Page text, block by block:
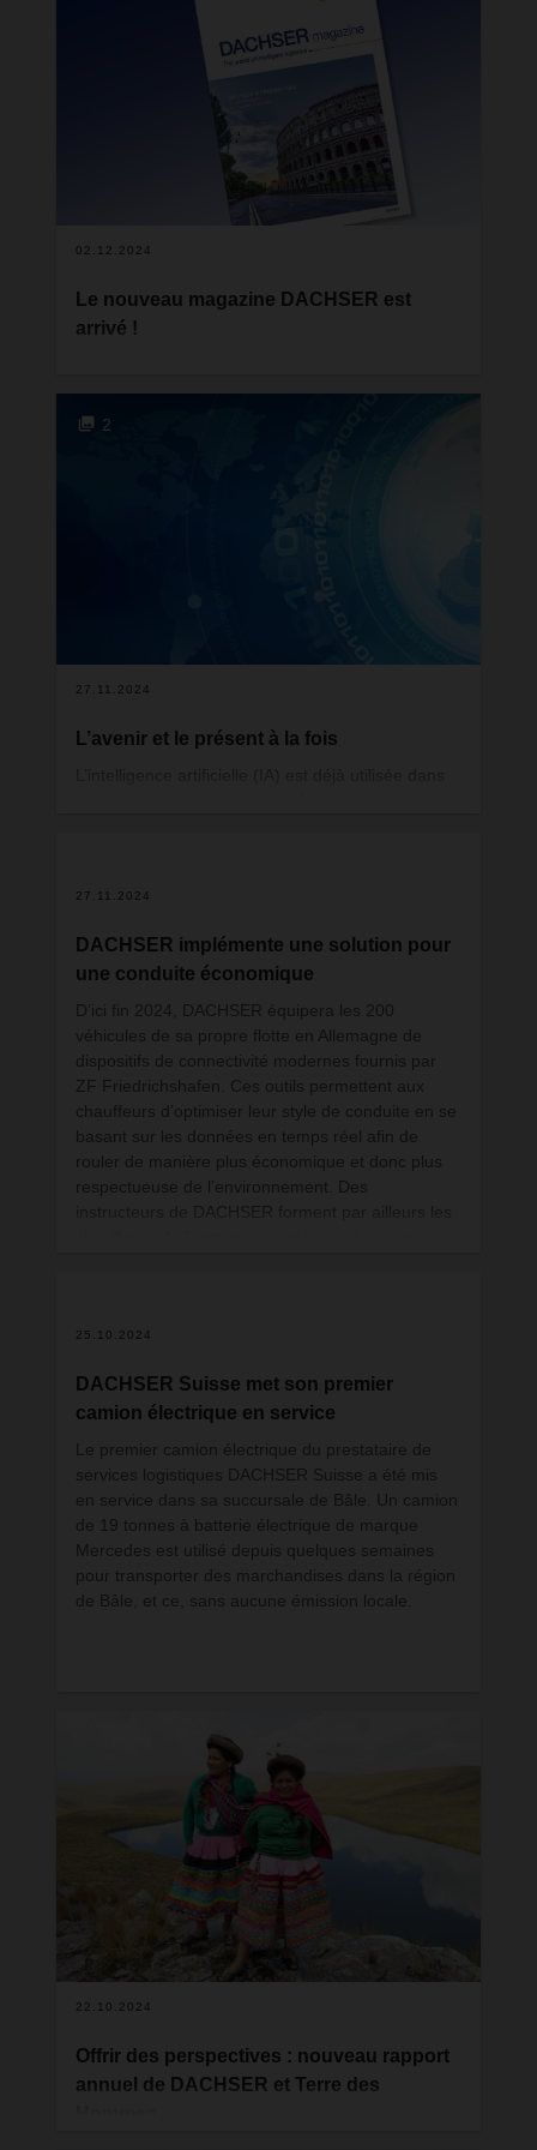
Director de la filiale suisse, assume désormais la
responsabilité globale de tous les secteurs
d’activité. Samuel Haller, ancien Country Manager
pour Air & Sea Logistics, reste au sein de
l’entreprise et se concentrera à l’avenir sur des
projets stratégiques. Dans cet entretien, ils parlent
des changements à venir, de leurs rôles et de
l’avenir du secteur de la logistique.
02.12.2024
Le nouveau magazine DACHSER est
arrivé !
: changements politiques, ralentissement
économique, conflits géopolitiques, aggravation de
l’intelligence artificielle. Ces bouleversements
aussi plus essentielle que jamais.
2
27.11.2024
L’avenir et le présent à la fois
27.11.2024
DACHSER implémente une solution pour
une conduite économique
D’ici fin 2024, DACHSER équipera les 200
véhicules de sa propre flotte en Allemagne de
dispositifs de connectivité modernes fournis par
ZF Friedrichshafen. Ces outils permettent aux
chauffeurs d’optimiser leur style de conduite en se
basant sur les données en temps réel afin de
rouler de manière plus économique et donc plus
respectueuse de l’environnement. Des
25.10.2024
DACHSER Suisse met son premier
camion électrique en service
Le premier camion électrique du prestataire de
services logistiques DACHSER Suisse a été mis
en service dans sa succursale de Bâle. Un camion
de 19 tonnes à batterie électrique de marque
Mercedes est utilisé depuis quelques semaines
pour transporter des marchandises dans la région
de Bâle, et ce, sans aucune émission locale.
22.10.2024
Offrir des perspectives : nouveau rapport
annuel de DACHSER et Terre des